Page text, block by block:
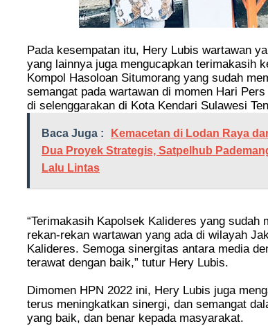
Pada kesempatan itu, Hery Lubis wartawan
yang lainnya juga mengucapkan terimakasih
Kompol Hasoloan Situmorang yang sudah
semangat pada wartawan di momen Hari
di selenggarakan di Kota Kendari Sulawesi
Baca Juga :
Kemacetan di Lodan Raya
Dua Proyek Strategis, Satpelhub
Lalu Lintas
“Terimakasih Kapolsek Kalideres yang sudah
rekan-rekan wartawan yang ada di wilayah
Kalideres. Semoga sinergitas antara media
terawat dengan baik,” tutur Hery Lubis.
Dimomen HPN 2022 ini, Hery Lubis juga
terus meningkatkan sinergi, dan semangat
yang baik, dan benar kepada masyarakat.